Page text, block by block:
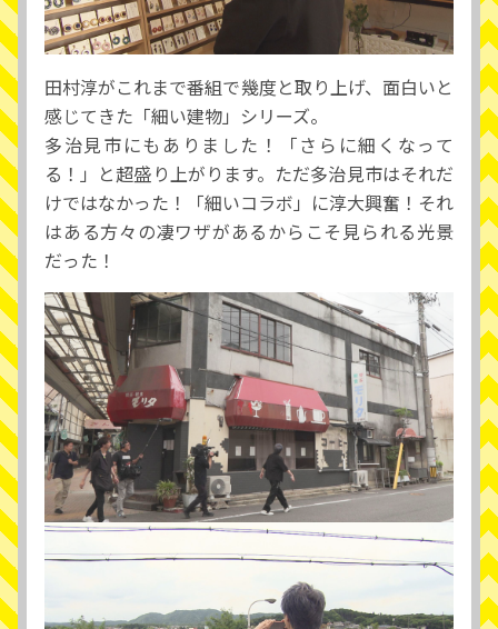
田村淳がこれまで番組で幾度と取り上げ、面白いと
感じてきた「細い建物」シリーズ。
多治見市にもありました！「さらに細くなって
る！」と超盛り上がります。ただ多治見市はそれだ
けではなかった！「細いコラボ」に淳大興奮！それ
はある方々の凄ワザがあるからこそ見られる光景
だった！